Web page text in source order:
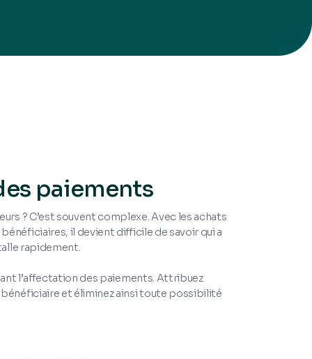
paiements
? C’est souvent complexe. Avec les achats
il devient difficile de savoir qui a
rapidement.
l’affectation des paiements. Attribuez
bénéficiaire et éliminez ainsi toute possibilité